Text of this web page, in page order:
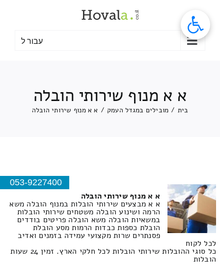
עבור ל
א א מנוף שירותי הובלה
בית / מובילים במגדל העמק / א א מנוף שירותי הובלה
053-9227400
א א מנוף שירותי הובלה
א א מבצעים שירותי הובלות במנוף הובלה משא
הרמה ושינוע הובלה משטחים שירותי הובלות
במשאיות הובלה משא הובלה פריטים בודדים
הובלת כספות כבדות הרמות מסע הובלת
פסנתרים שרות מקצועי עמידה בזמנים ואדיב
לכל לקוח
כל סוגי ההובלות שירותי הובלות לכל חלקי הארץ. זמין 24 שעות
הובלות